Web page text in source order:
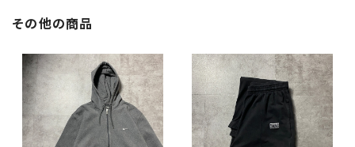
その他の商品